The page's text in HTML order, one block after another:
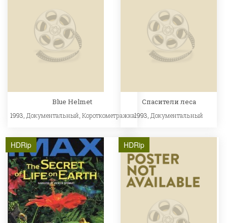
Blue Helmet
1993, Документальный Короткометражка
Спасители леса
1993, Документальный
HDRip HDRip